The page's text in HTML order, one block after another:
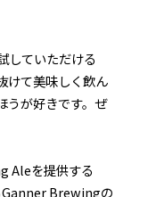
していただける
けて美味しく飲ん
うが好きです。ぜ
Aleを提供する
Brewingの